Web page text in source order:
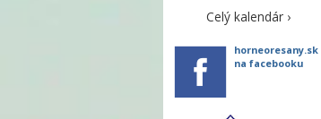
Celý kalendár ›
horneoresany.sk
na facebooku